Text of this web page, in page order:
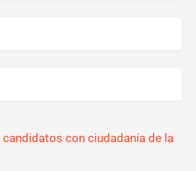
con ciudadanía de la